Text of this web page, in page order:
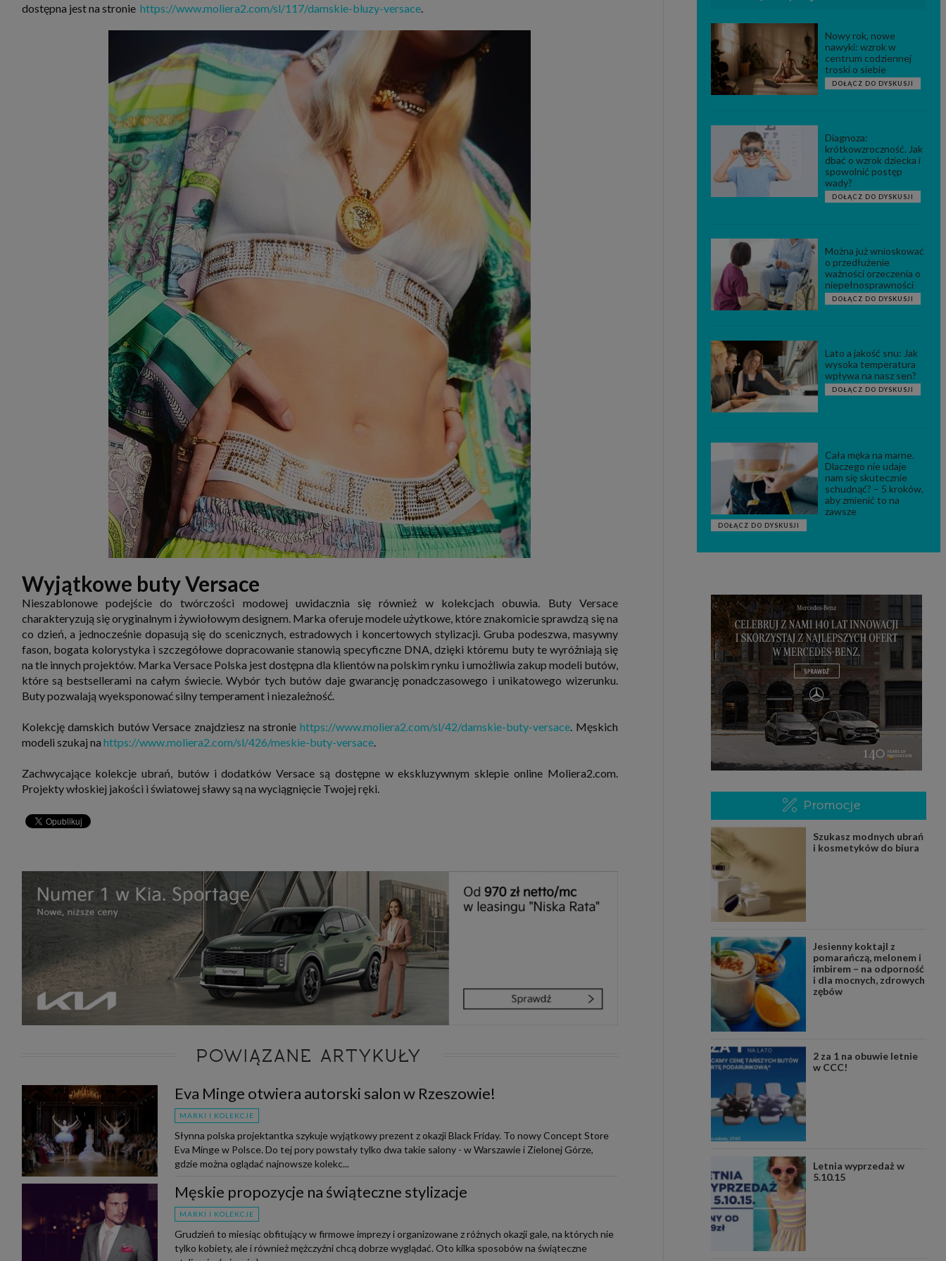
dostępna jest na stronie https://www.moliera2.com/sl/117/damskie-bluzy-versace.
Wyjątkowe buty Versace
Nieszablonowe podejście do twórczości modowej uwidacznia się również w kolekcjach obuwia. Buty Versace
charakteryzują się oryginalnym i żywiołowym designem. Marka oferuje modele użytkowe, które znakomicie sprawdzą się na
co dzień, a jednocześnie dopasują się do scenicznych, estradowych i koncertowych stylizacji. Gruba podeszwa, masywny
fason, bogata kolorystyka i szczegółowe dopracowanie stanowią specyficzne DNA, dzięki któremu buty te wyróżniają się
na tle innych projektów. Marka Versace Polska jest dostępna dla klientów na polskim rynku i umożliwia zakup modeli butów,
które są bestsellerami na całym świecie. Wybór tych butów daje gwarancję ponadczasowego i unikatowego wizerunku.
Buty pozwalają wyeksponować silny temperament i niezależność.
Kolekcję damskich butów Versace znajdziesz na stroniehttps://www.moliera2.com/sl/42/damskie-buty-versace. Męskich
modeli szukaj na https://www.moliera2.com/sl/426/meskie-buty-versace.
Zachwycające kolekcje ubrań, butów i dodatków Versace są dostępne w ekskluzywnym sklepie online Moliera2.com.
Projekty włoskiej jakości i światowej sławy są na wyciągnięcie Twojej ręki.
POWIĄZANE ARTYKUŁY
Eva Minge otwiera autorski salon w Rzeszowie!
MARKI I KOLEKCJE
Słynna polska projektantka szykuje wyjątkowy prezent z okazji Black Friday. To nowy Concept Store
Eva Minge w Polsce. Do tej pory powstały tylko dwa takie salony - w Warszawie i Zielonej Górze,
gdzie można oglądać najnowsze kolekc...
Męskie propozycje na świąteczne stylizacje
MARKI I KOLEKCJE
Grudzień to miesiąc obfitujący w firmowe imprezy i organizowane z różnych okazji gale, na których nie
tylko kobiety, ale i również mężczyźni chcą dobrze wyglądać. Oto kilka sposobów na świąteczne
Nowy rok, nowe
nawyki: wzrok w
centrum codziennej
troski o siebie
DOŁĄCZ DO DYSKUSJI
Diagnoza:
krótkowzroczność. Jak
dbać o wzrok dziecka i
spowolnić postęp
wady?
DOŁĄCZ DO DYSKUSJI
Można już wnioskować
o przedłużenie
ważności orzeczenia o
niepełnosprawności
DOŁĄCZ DO DYSKUSJI
Lato a jakość snu: Jak
wysoka temperatura
wpływa na nasz sen?
DOŁĄCZ DO DYSKUSJI
Cała męka na marne.
Dlaczego nie udaje
nam się skutecznie
schudnąć? – 5 kroków,
aby zmienić to na
zawsze
DOŁĄCZ DO DYSKUSJI
Promocje
Szukasz modnych ubrań
i kosmetyków do biura
Jesienny koktajl z
pomarańczą, melonem i
imbirem – na odporność
i dla mocnych, zdrowych
zębów
2 za 1 na obuwie letnie
w CCC!
Letnia wyprzedaż w
5.10.15